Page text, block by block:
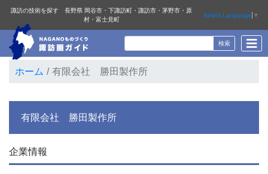
諏訪の技術を探す 長野県 岡谷市・下諏訪町・諏訪市・茅野市・原
村・富士見町
Select Language ▼
ホーム 有限会社 勝田製作所
有限会社 勝田製作所
企業情報